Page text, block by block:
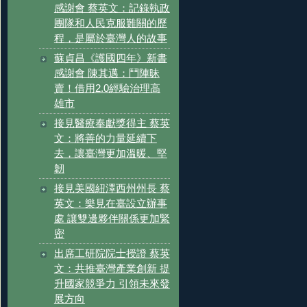
感謝會 蔡英文：記錄執政
團隊和人民克服難關的歷
程，是屬於臺灣人的故事
蘇貞昌《護國四年》新書
感謝會 陳其邁：鬥陣昧
賣！借用2.0經驗治理高
雄市
接見醫療奉獻獎得主 蔡英
文：將善的力量延續下
去，讓臺灣更加溫暖、堅
韌
接見美國紐澤西州州長 蔡
英文：樂見在臺設立辦事
處 讓雙邊夥伴關係更加緊
密
出席工研院院士授證 蔡英
文：共推臺灣產業創新 提
升國家競爭力 引領未來發
展方向